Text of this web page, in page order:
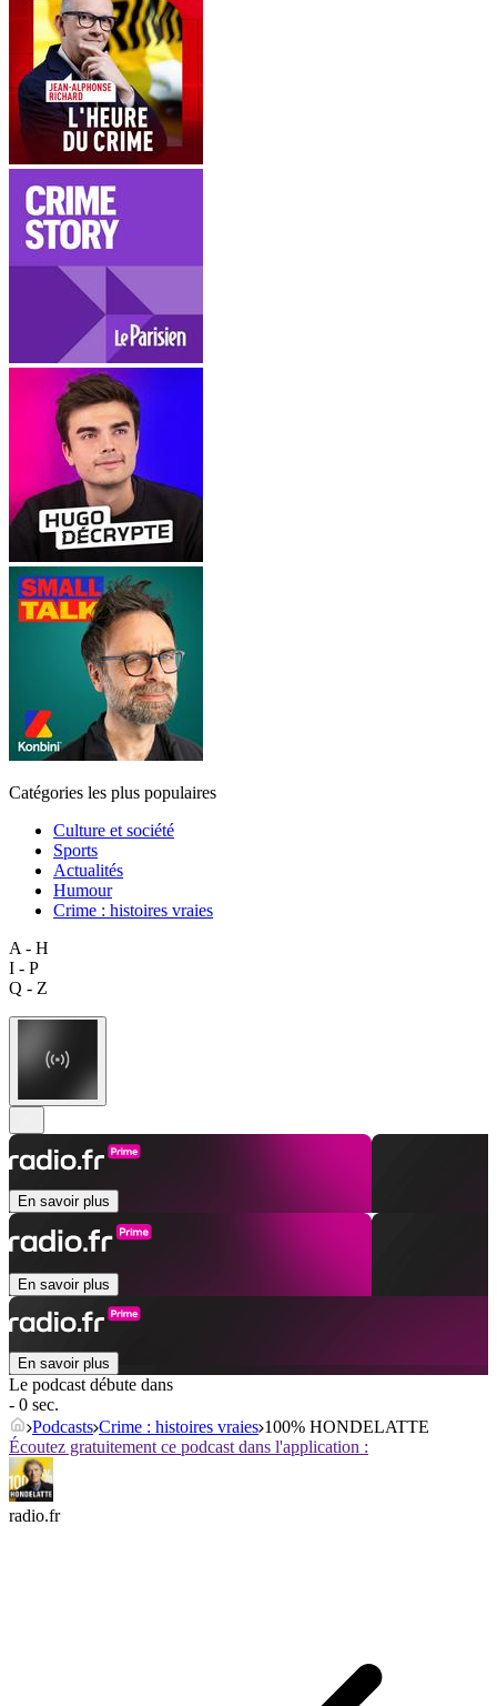
Catégories les plus populaires
Culture et société
Sports
Actualités
Humour
Crime : histoires vraies
A - H
I - P
Q - Z
En savoir plus
En savoir plus
En savoir plus
Le podcast débute dans
- 0 sec.
Podcasts Crime : histoires vraies 100% HONDELATTE
Écoutez gratuitement ce podcast dans l'application :
radio.fr